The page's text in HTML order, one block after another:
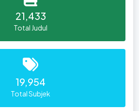
21,433
Total Judul
19,954
Total Subjek